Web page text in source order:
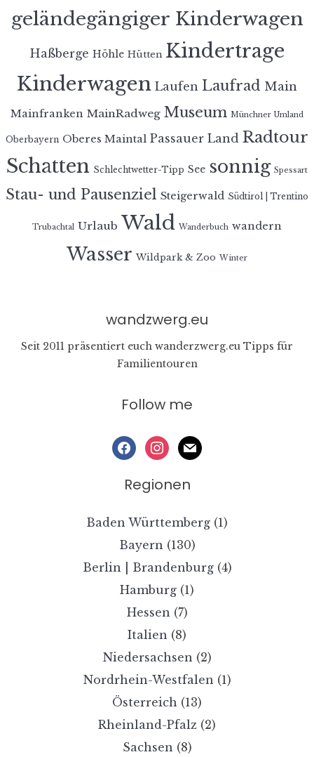
geländegängiger Kinderwagen
Haßberge Höhle Hütten Kindertrage
Kinderwagen Laufen Laufrad Main
Mainfranken MainRadweg Museum Münchner Umland
Oberbayern Oberes Maintal Passauer Land Radtour
Schatten Schlechtwetter-Tipp See sonnig Spessart
Stau- und Pausenziel Steigerwald Südtirol | Trentino
Trubachtal Urlaub Wald Wanderbuch wandern
Wasser Wildpark & Zoo Winter
wandzwerg.eu
Seit 2011 präsentiert euch wanderzwerg.eu Tipps für
Familientouren
Follow me
facebookinstagram
mail
Regionen
Baden Württemberg (1)
Bayern (130)
Berlin | Brandenburg(4)
Hamburg (1)
Hessen (7)
Italien (8)
Niedersachsen (2)
Nordrhein-Westfalen (1)
Österreich (13)
Rheinland-Pfalz (2)
Sachsen (8)